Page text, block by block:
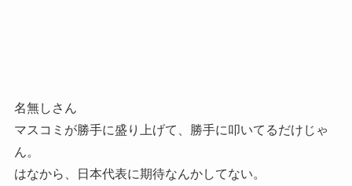
名無しさん
マスコミが勝手に盛り上げて、勝手に叩いてるだけじゃ
ん。
はなから、日本代表に期待なんかしてない。